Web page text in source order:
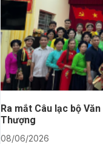
Ra mắt Câu lạc bộ
Thượng
08/06/2026